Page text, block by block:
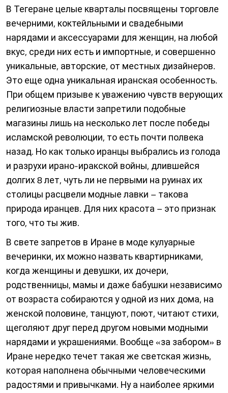
В Тегеране целые кварталы посвящены торговле
вечерними, коктейльными и свадебными
нарядами и аксессуарами для женщин, на любой
вкус, среди них есть и импортные, и совершенно
уникальные, авторские, от местных дизайнеров.
Это еще одна уникальная иранская особенность.
При общем призыве к уважению чувств верующих
религиозные власти запретили подобные
магазины лишь на несколько лет после победы
исламской революции, то есть почти полвека
назад. Но как только иранцы выбрались из голода
и разрухи ирано-иракской войны, длившейся
долгих 8 лет, чуть ли не первыми на руинах их
столицы расцвели модные лавки – такова
природа иранцев. Для них красота – это признак
того, что ты жив.
В свете запретов в Иране в моде кулуарные
вечеринки, их можно назвать квартирниками,
когда женщины и девушки, их дочери,
родственницы, мамы и даже бабушки независимо
от возраста собираются у одной из них дома, на
женской половине, танцуют, поют, читают стихи,
щеголяют друг перед другом новыми модными
нарядами и украшениями. Вообще «за забором» в
Иране нередко течет такая же светская жизнь,
которая наполнена обычными человеческими
радостями и привычками. Ну а наиболее яркими